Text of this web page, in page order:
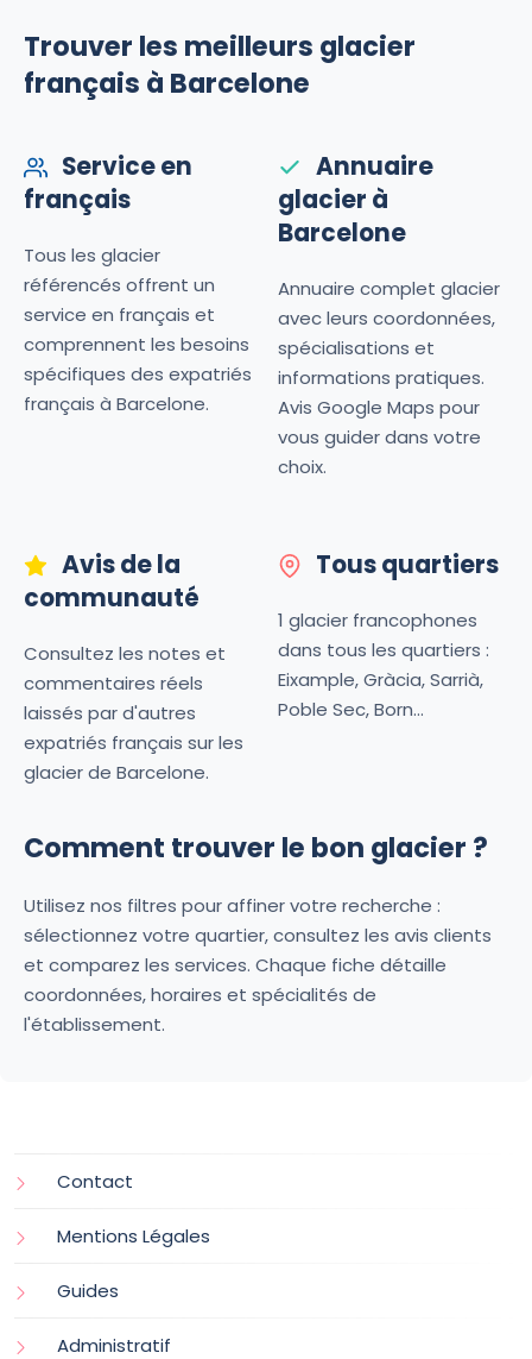
Trouver les meilleurs glacier
français à Barcelone
Service en
français
Tous les glacier
référencés offrent un
service en français et
comprennent les besoins
spécifiques des expatriés
français à Barcelone.
Annuaire
glacier à
Barcelone
Annuaire complet glacier
avec leurs coordonnées,
spécialisations et
informations pratiques.
Avis Google Maps pour
vous guider dans votre
choix.
Avis de la
communauté
Consultez les notes et
commentaires réels
laissés par d'autres
expatriés français sur les
glacier de Barcelone.
Tous quartiers
1 glacier francophones
dans tous les quartiers :
Eixample, Gràcia, Sarrià,
Poble Sec, Born...
Comment trouver le bon glacier ?
Utilisez nos filtres pour affiner votre recherche :
sélectionnez votre quartier, consultez les avis clients
et comparez les services. Chaque fiche détaille
coordonnées, horaires et spécialités de
l'établissement.
Contact
Mentions Légales
Guides
Administratif